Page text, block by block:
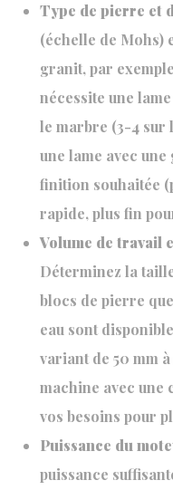
Type de pierre et
(échelle de Mohs)
granit, par
nécessite une
le marbre (3-4 sur
une lame avec
finition souhaitée
rapide, plus fin
Volume de travail
Déterminez la
blocs de pierre
eau sont
variant de 50 mm
machine avec une
vos besoins pour
Puissance du
puissance